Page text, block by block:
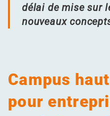
délai de mise sur
nouveaux
Campus
pour